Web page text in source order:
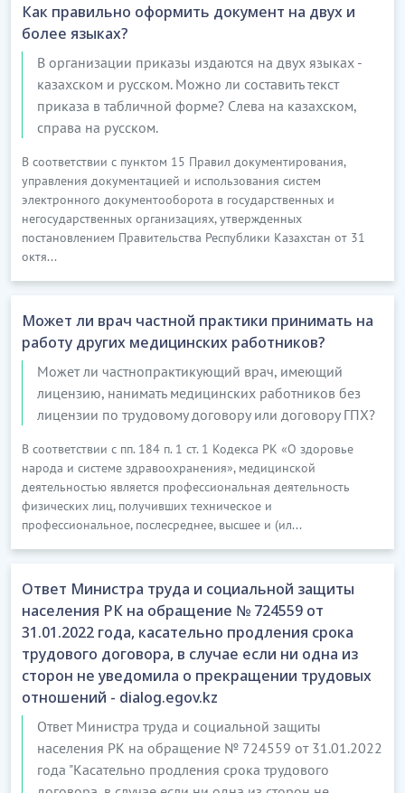
Как правильно оформить документ на двух и
более языках?
В организации приказы издаются на двух языках -
казахском и русском. Можно ли составить текст
приказа в табличной форме? Слева на казахском,
справа на русском.
В соответствии с пунктом 15 Правил документирования,
управления документацией и использования систем
электронного документооборота в государственных и
негосударственных организациях, утвержденных
постановлением Правительства Республики Казахстан от 31
октя...
Может ли врач частной практики принимать на
работу других медицинских работников?
Может ли частнопрактикующий врач, имеющий
лицензию, нанимать медицинских работников без
лицензии по трудовому договору или договору ГПХ?
В соответствии с пп. 184 п. 1 ст. 1 Кодекса РК «О здоровье
народа и системе здравоохранения», медицинской
деятельностью является профессиональная деятельность
физических лиц, получивших техническое и
профессиональное, послесреднее, высшее и (ил...
Ответ Министра труда и социальной защиты
населения РК на обращение № 724559 от
31.01.2022 года, касательно продления срока
трудового договора, в случае если ни одна из
сторон не уведомила о прекращении трудовых
отношений - dialog.egov.kz
Ответ Министра труда и социальной защиты
населения РК на обращение № 724559 от 31.01.2022
года "Касательно продления срока трудового